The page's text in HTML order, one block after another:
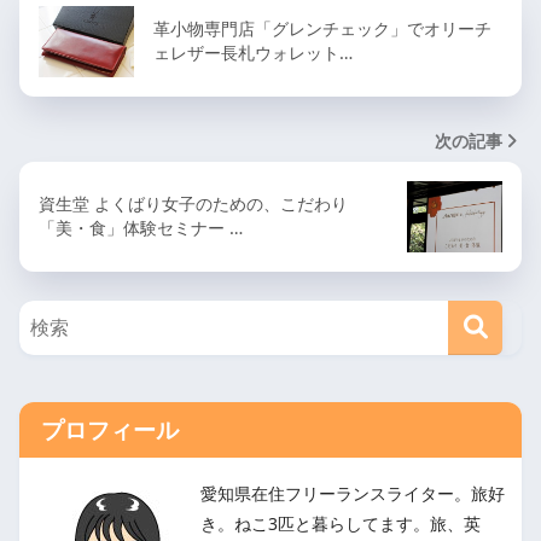
革小物専門店「グレンチェック」でオリーチ
ェレザー長札ウォレット…
次の記事
資生堂 よくばり女子のための、こだわり
「美・食」体験セミナー …
プロフィール
愛知県在住フリーランスライター。旅好
き。ねこ3匹と暮らしてます。旅、英